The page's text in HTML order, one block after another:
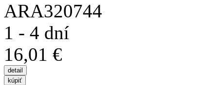
ARA320744
1 - 4 dní
16,01 €